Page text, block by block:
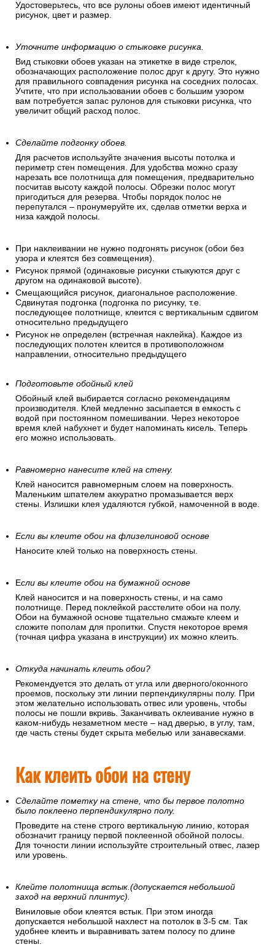
Удостоверьтесь, что все рулоны обоев имеют идентичный
рисунок, цвет и размер.
Уточните информацию о стыковке рисунка.
Вид стыковки обоев указан на этикетке в виде стрелок,
обозначающих расположение полос друг к другу. Это нужно
для правильного совпадения рисунка на соседних полосах.
Учтите, что при использовании обоев с большим узором
вам потребуется запас рулонов для стыковки рисунка, что
увеличит общий расход полос.
Сделайте подгонку обоев.
Для расчетов используйте значения высоты потолка и
периметр стен помещения. Для удобства можно сразу
нарезать все полотнища для помещения, предварительно
посчитав высоту каждой полосы. Обрезки полос могут
пригодиться для резерва. Чтобы порядок полос не
перепутался – пронумеруйте их, сделав отметки верха и
низа каждой полосы.
При наклеивании не нужно подгонять рисунок (обои без
узора и клеятся без совмещения).
Рисунок прямой (одинаковые рисунки стыкуются друг с
другом на одинаковой высоте).
Смещающийся рисунок, диагональное расположение.
Сдвинутая подгонка (подгонка по рисунку, т.е.
последующее полотнище, клеится с вертикальным сдвигом
относительно предыдущего
Рисунок не определен (встречная наклейка). Каждое из
последующих полотен клеится в противоположном
направлении, относительно предыдущего
Подготовьте обойный клей
Обойный клей выбирается согласно рекомендациям
производителя. Клей медленно засыпается в емкость с
водой при постоянном помешивании. Через некоторое
время клей набухнет и будет напоминать кисель. Теперь
его можно использовать.
Равномерно нанесите клей на стену.
Клей наносится равномерным слоем на поверхность.
Маленьким шпателем аккуратно промазывается верх
стены. Излишки клея удаляются губкой, намоченной в воде.
Если вы клеите обои на флизелиновой основе
Наносите клей только на поверхность стены.
Если вы клеите обои на бумажной основе
Клей наносится и на поверхность стены, и на само
полотнище. Перед поклейкой расстелите обои на полу.
Обои на бумажной основе тщательно смажьте клеем и
сложите пополам для пропитки. Спустя некоторое время
(точная цифра указана в инструкции) их можно клеить.
Откуда начинать клеить обои?
Рекомендуется это делать от угла или дверного/оконного
проемов, поскольку эти линии перпендикулярны полу. При
этом желательно использовать отвес или уровень, чтобы
полосы не пошли вкривь. Заканчивать оклеивание нужно в
каком-нибудь незаметном месте – над дверью, в углу, там,
где часть стены будет скрыта мебелью или занавесками.
Как клеить обои на стену
Сделайте пометку на стене, что бы первое полотно
было поклеено перпендикулярно полу.
Проведите на стене строго вертикальную линию, которая
обозначит границу первой поклеенной обойной полосы.
Для точности линии используйте строительный отвес, лазер
или уровень.
Клейте полотнища встык.(допускается небольшой
заход на верхний плинтус).
Виниловые обои клеятся встык. При этом иногда
допускается небольшой нахлест на потолок в 3-5 см. Так
удобнее клеить и выравнивать затем полосу по длине
стены.